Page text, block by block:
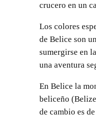
crucero en un
Los colores
de Belice son
sumergirse en
una aventura
En Belice la
beliceño
de cambio es